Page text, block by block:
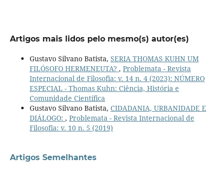
Artigos mais lidos pelo mesmo(s) autor(es)
Gustavo Silvano Batista, SERIA THOMAS KUHN UM
FILÓSOFO HERMENEUTA? , Problemata - Revista
Internacional de Filosofia: v. 14 n. 4 (2023): NÚMERO
ESPECIAL - Thomas Kuhn: Ciência, História e
Comunidade Científica
Gustavo Silvano Batista, CIDADANIA, URBANIDADE E
DIÁLOGO: , Problemata - Revista Internacional de
Filosofia: v. 10 n. 5 (2019)
Artigos Semelhantes